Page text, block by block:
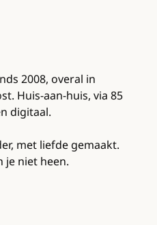
2008, overal in
Huis-aan-huis, via 85
digitaal.
met liefde gemaakt.
je niet heen.